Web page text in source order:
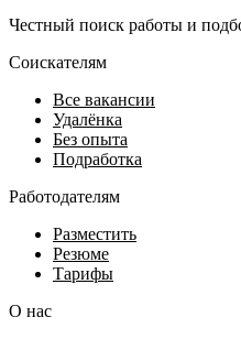
Честный поиск работы и
Соискателям
Все вакансии
Удалёнка
Без опыта
Подработка
Работодателям
Разместить
Резюме
Тарифы
О нас